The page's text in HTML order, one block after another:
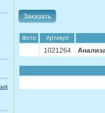
Заказать
Фото Артикул
1021264